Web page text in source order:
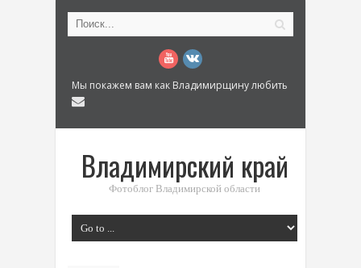
Мы покажем вам как Владимирщину любить
Владимирский край
Фотоблог Владимирской области